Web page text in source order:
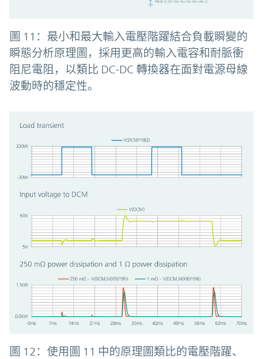
圖 11：最小和最大輸入電壓階躍結合負載瞬變的
瞬態分析原理圖，採用更高的輸入電容和耐脈衝
阻尼電阻，以類比 DC-DC 轉換器在面對電源母線
波動時的穩定性。
圖 12：使用圖 11 中的原理圖類比的電壓階躍、